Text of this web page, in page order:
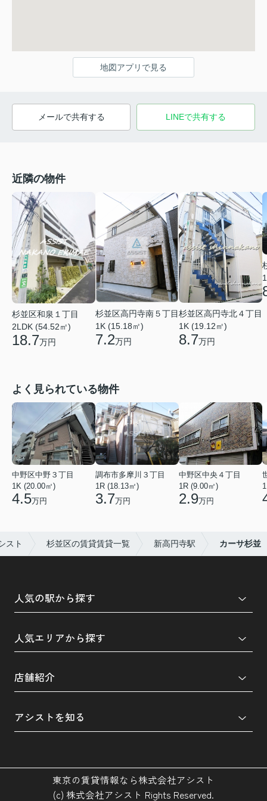
地図アプリで見る
メールで共有する LINEで共有する
近隣の物件
杉並区和泉１丁目
2LDK (54.52㎡)
18.7万円
杉並区高円寺南５丁目
1K (15.18㎡)
7.2万円
杉並区高円寺北４丁目
1K (19.12㎡)
8.7万円
よく見られている物件
中野区中野３丁目
1K (20.00㎡)
4.5万円
調布市多摩川３丁目
1R (18.13㎡)
3.7万円
中野区中央４丁目
1R (9.00㎡)
2.9万円
スト 杉並区の賃貸賃貸一覧 新高円寺駅 カーサ杉並
人気の駅から探す
人気エリアから探す
店舗紹介
アシストを知る
東京の賃貸情報なら株式会社アシスト
(c) 株式会社アシスト Rights Reserved.